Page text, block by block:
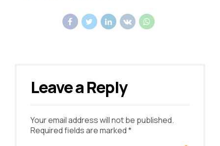
Leave a Reply
Your email address will not be published.
Required fields are marked *